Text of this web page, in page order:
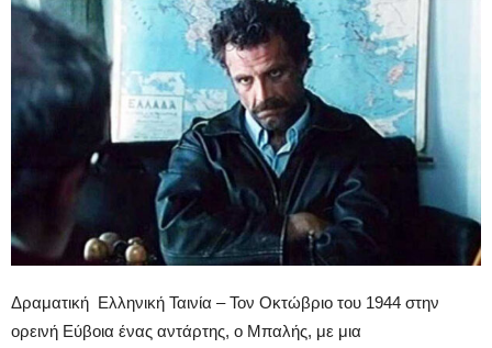
Δραματική Ελληνική Ταινία – Τον Οκτώβριο του 1944 στην
ορεινή Εύβοια ένας αντάρτης, ο Μπαλής, με μια